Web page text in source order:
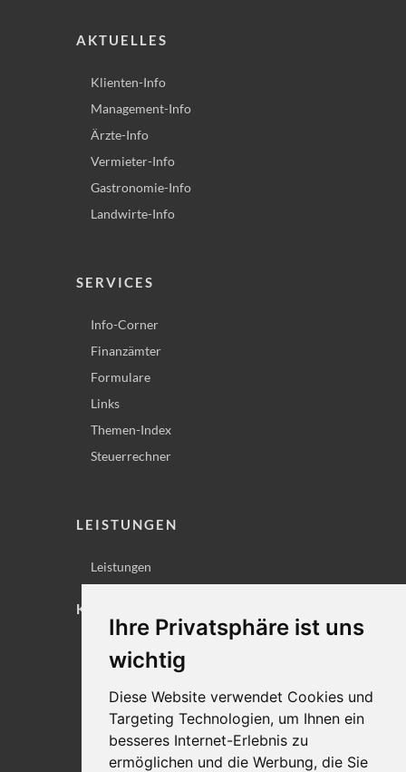
Ihre Privatsphäre ist uns
wichtig
Diese Website verwendet Cookies und
Targeting Technologien, um Ihnen ein
besseres Internet-Erlebnis zu
ermöglichen und die Werbung, die Sie
AKTUELLES
Klienten-Info
Management-Info
Ärzte-Info
Vermieter-Info
Gastronomie-Info
Landwirte-Info
SERVICES
Info-Corner
Finanzämter
Formulare
Links
Themen-Index
Steuerrechner
LEISTUNGEN
Leistungen
KONTAKT
Lageplan
Datenschutz
Cookie-Einstellungen